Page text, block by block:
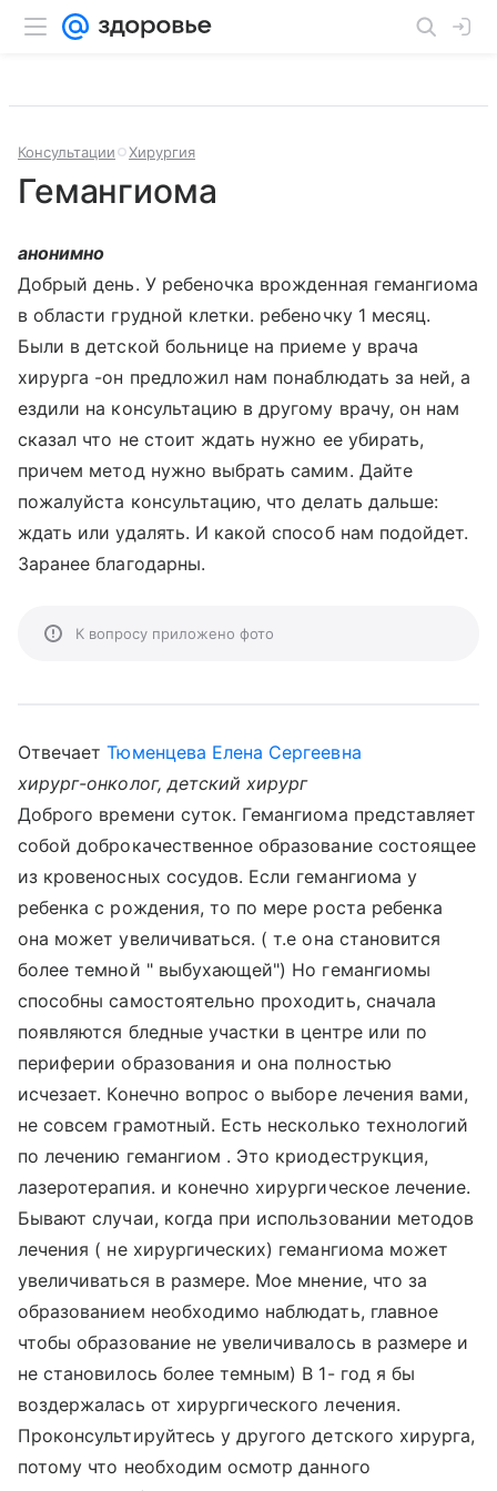
Консультации Хирургия
Гемангиома
анонимно
Добрый день. У ребеночка врожденная гемангиома
в области грудной клетки. ребеночку 1 месяц.
Были в детской больнице на приеме у врача
хирурга -он предложил нам понаблюдать за ней, а
ездили на консультацию в другому врачу, он нам
сказал что не стоит ждать нужно ее убирать,
причем метод нужно выбрать самим. Дайте
пожалуйста консультацию, что делать дальше:
ждать или удалять. И какой способ нам подойдет.
Заранее благодарны.
К вопросу приложено фото
ОтвечаетТюменцева Елена Сергеевна
хирург-онколог, детский хирург
Доброго времени суток. Гемангиома представляет
собой доброкачественное образование состоящее
из кровеносных сосудов. Если гемангиома у
ребенка с рождения, то по мере роста ребенка
она может увеличиваться. ( т.е она становится
более темной " выбухающей") Но гемангиомы
способны самостоятельно проходить, сначала
появляются бледные участки в центре или по
периферии образования и она полностью
исчезает. Конечно вопрос о выборе лечения вами,
не совсем грамотный. Есть несколько технологий
по лечению гемангиом . Это криодеструкция,
лазеротерапия. и конечно хирургическое лечение.
Бывают случаи, когда при использовании методов
лечения ( не хирургических) гемангиома может
увеличиваться в размере. Мое мнение, что за
образованием необходимо наблюдать, главное
чтобы образование не увеличивалось в размере и
не становилось более темным) В 1- год я бы
воздержалась от хирургического лечения.
Проконсультируйтесь у другого детского хирурга,
потому что необходим осмотр данного